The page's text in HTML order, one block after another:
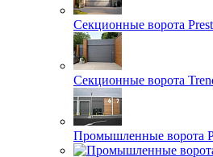
Секционные ворота
Секционные ворота
Промышленные ворота